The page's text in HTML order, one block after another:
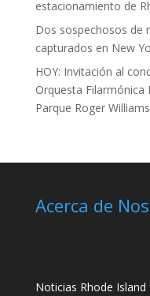
estacionamiento de
Dos sospechosos de
capturados en New
HOY: Invitación al
Orquesta Filarmónica
Parque Roger
Acerca de
Noticias Rhode